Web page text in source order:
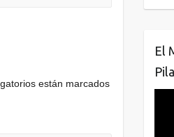
están marcados
El